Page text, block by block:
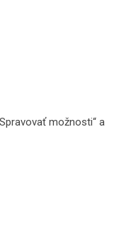
možnosti“ a